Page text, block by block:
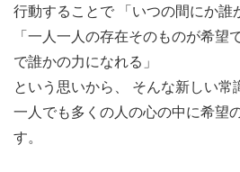
行動することで 「いつの間にか誰
「一人一人の存在そのものが希望
で誰かの力になれる」
という思いから、 そんな新しい常
一人でも多くの人の心の中に希望
す。